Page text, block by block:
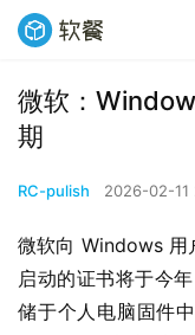
微软：
期
RC-pulish 2026-02-11
微软向 Windows 用
启动的证书将于今
储于个人电脑固件